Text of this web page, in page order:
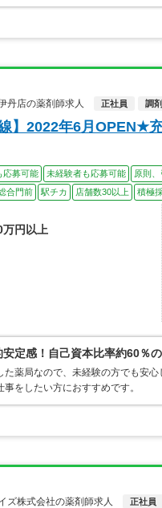
丹店の薬剤師求人
正社員 調
】2022年6月OPEN★
応募可能 未経験者も応募可能 原則
合門前 駅チカ 店舗数30以上 積極
万円以上
定感！自己資本比率約60％の
た薬局なので、未経験の方でも安
をしたい方におすすめです。
株式会社の薬剤師求人
正社員